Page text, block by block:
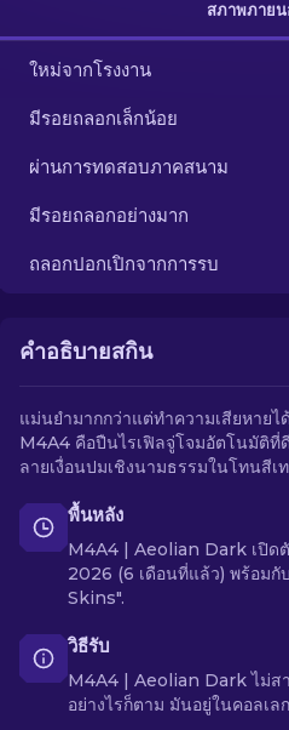
อื่น ๆ
สภาพภาย
ใหม่จากโรงงาน
มีรอยถลอกเล็กน้อย
ผ่านการทดสอบภาคสนาม
มีรอยถลอกอย่างมาก
ถลอกปอกเปิกจากการรบ
คำอธิบายสกิน
แม่นยำมากกว่าแต่ทำความเสียหายไ
M4A4 คือปืนไรเฟิลจู่โจมอัตโนมัติ
ลายเงื่อนปมเชิงนามธรรมในโทนสีเ
พื้นหลัง
M4A4 | Aeolian Dark เปิด
2026 (6 เดือนที่แล้ว) พร้อม
Skins".
วิธีรับ
M4A4 | Aeolian Dark ไม่ส
อย่างไรก็ตาม มันอยู่ในคอลเ